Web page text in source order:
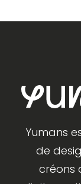
Yumans
de
créons